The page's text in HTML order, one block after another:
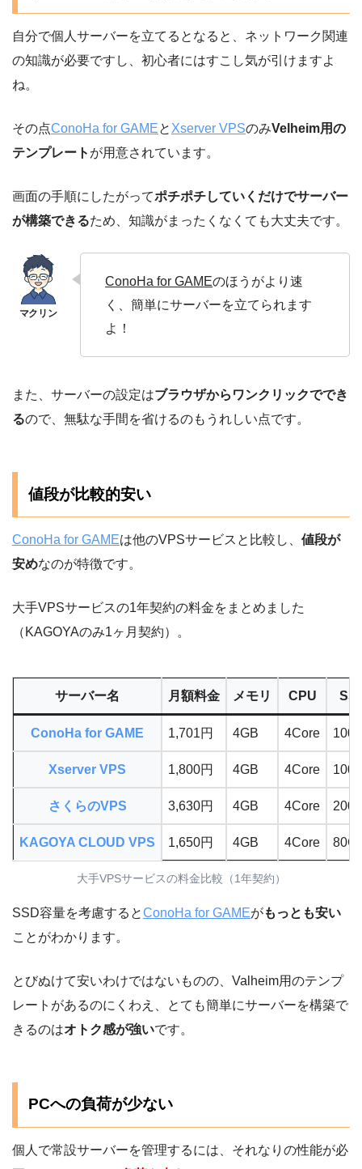
自分で個人サーバーを立てるとなると、ネットワーク関連
の知識が必要ですし、初心者にはすこし気が引けますよ
ね。
その点ConoHa for GAMEと Xserver VPSのみVelheim用の
テンプレート が用意されています。
画面の手順にしたがってポチポチしていくだけでサーバー
が構築できるため、知識がまったくなくても大丈夫です。
ConoHa for GAMEのほうがより速
く、簡単にサーバーを立てられます
よ！
また、サーバーの設定はブラウザからワンクリックででき
るので、無駄な手間を省けるのもうれしい点です。
値段が比較的安い
ConoHa for GAMEは他のVPSサービスと比較し、 値段が
安めなのが特徴です。
大手VPSサービスの1年契約の料金をまとめました
（KAGOYAのみ1ヶ月契約）。
サーバー名 月額料金 メモリ CPU
ConoHa for GAME 1,701円 4GB 4Core
Xserver VPS 1,800円 4GB 4Core
さくらのVPS 3,630円 4GB 4Core
KAGOYA CLOUD VPS 1,650円 4GB 4Core
大手VPSサービスの料金比較（1年契約）
SSD容量を考慮するとConoHa for GAMEがもっとも安い
ことがわかります。
とびぬけて安いわけではないものの、Valheim用のテンプ
レートがあるのにくわえ、とても簡単にサーバーを構築で
きるのはオトク感が強いです。
PCへの負荷が少ない
個人で常設サーバーを管理するには、それなりの性能が必